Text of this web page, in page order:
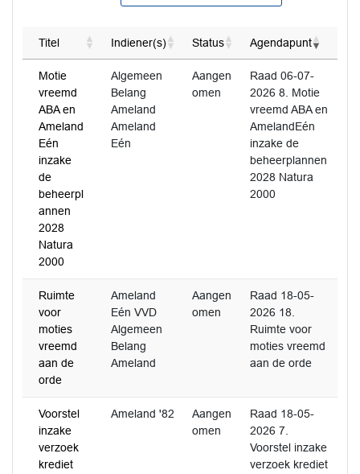
Titel Indiener(s) Status Agendapunt
Motie
vreemd
ABA en
Ameland
Eén
inzake
de
beheerpl
annen
2028
Natura
2000
Algemeen
Belang
Ameland
Ameland
Eén
Aangen
omen
Raad 06-07-
2026 8. Motie
vreemd ABA en
AmelandEén
inzake de
beheerplannen
2028 Natura
2000
Ruimte
voor
moties
vreemd
aan de
orde
Ameland
Eén VVD
Algemeen
Belang
Ameland
Aangen
omen
Raad 18-05-
2026 18.
Ruimte voor
moties vreemd
aan de orde
Voorstel
inzake
verzoek
krediet
Ameland '82
Aangen
omen
Raad 18-05-
2026 7.
Voorstel inzake
verzoek krediet